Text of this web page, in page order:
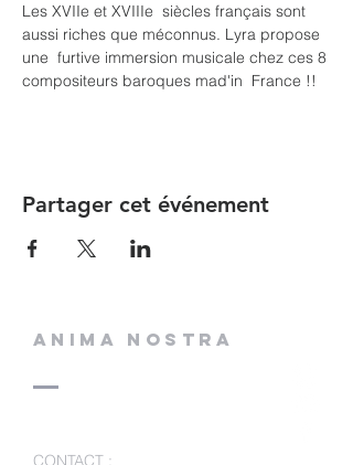
Les XVIIe et XVIIIe  siècles français sont
aussi riches que méconnus. Lyra propose
une  furtive immersion musicale chez ces 8
compositeurs baroques mad'in  France !!
Partager cet événement
ANIMA NOSTRA
CONTACT :